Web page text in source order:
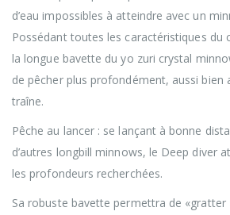
d’eau impossibles à atteindre avec un
Possédant toutes les caractéristiques du
la longue bavette du yo zuri crystal
de pêcher plus profondément, aussi bien
traîne.
Pêche au lancer : se lançant à bonne
d’autres longbill minnows, le Deep diver
les profondeurs recherchées.
Sa robuste bavette permettra de «gratter